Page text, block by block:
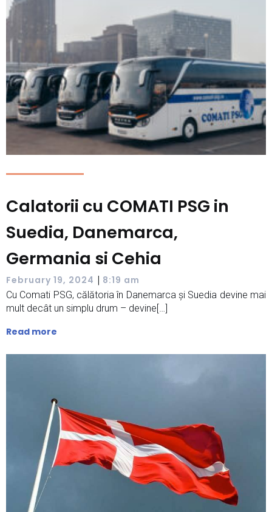
Calatorii cu COMATI PSG in
Suedia, Danemarca,
Germania si Cehia
February 19, 2024 | 8:19 am
Cu Comati PSG, călătoria în Danemarca și Suedia devine mai
mult decât un simplu drum – devine[…]
Read more